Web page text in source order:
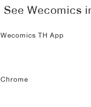
See Wecomics
Wecomics TH App
Chrome